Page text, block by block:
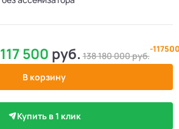
117 500 руб. 138 180 000руб.
-
В корзину
Купить в 1 клик